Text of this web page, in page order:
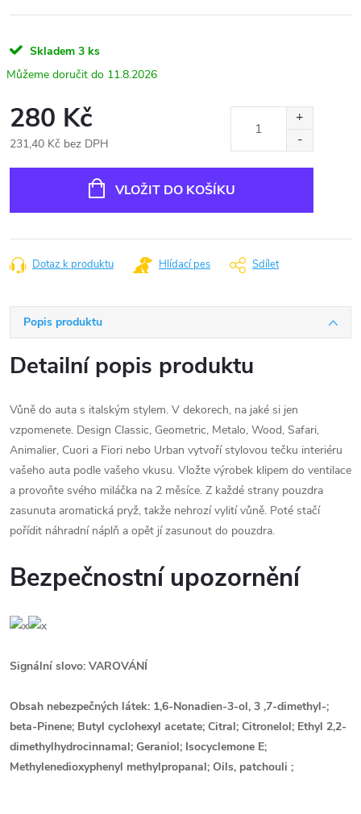
Skladem 3 ks
11.8.2026
280 Kč
231,40 Kč bez DPH
VLOŽIT DO KOŠÍKU
Dotaz k produktu Hlídací pes Sdílet
Popis produktu
Detailní popis produktu
Vůně do auta s italským stylem. V dekorech, na jaké si jen
vzpomenete. Design Classic, Geometric, Metalo, Wood, Safari,
Animalier, Cuori a Fiori nebo Urban vytvoří stylovou tečku interiéru
vašeho auta podle vašeho vkusu. Vložte výrobek klipem do ventilace
a provoňte svého miláčka na 2 měsíce. Z každé strany pouzdra
zasunuta aromatická pryž, takže nehrozí vylití vůně. Poté stačí
pořídit náhradní náplň a opět jí zasunout do pouzdra.
Bezpečnostní upozornění
Signální slovo: VAROVÁNÍ
Obsah nebezpečných látek: 1,6-Nonadien-3-ol, 3 ,7-dimethyl-;
beta-Pinene; Butyl cyclohexyl acetate; Citral; Citronelol; Ethyl 2,2-
dimethylhydrocinnamal; Geraniol; Isocyclemone E;
Methylenedioxyphenyl methylpropanal; Oils, patchouli ;